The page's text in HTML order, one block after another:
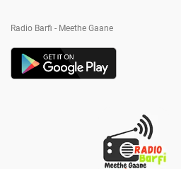
Radio Barfi - Meethe Gaane